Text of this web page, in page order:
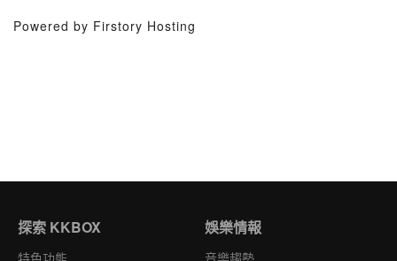
Powered by Firstory Hosting
探索 KKBOX
特色功能
娛樂情報
音樂趨勢